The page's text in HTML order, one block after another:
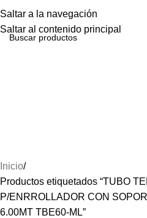
Saltar a la navegación
Saltar al contenido principal
Menú
Inicio
Productos etiquetados “TUBO
P/ENRROLLADOR CON
6.00MT TBE60-ML”